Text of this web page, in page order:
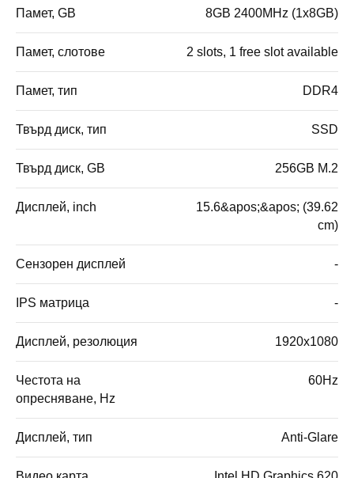
Памет, GB 8GB 2400MHz (1x8GB)
Памет, слотове 2 slots, 1 free slot available
Памет, тип DDR4
Твърд диск, тип SSD
Твърд диск, GB 256GB M.2
Дисплей, inch
15.6&apos;&apos; (39.62
cm)
Сензорен дисплей -
IPS матрица -
Дисплей, резолюция 1920x1080
Честота на
опресняване, Hz
60Hz
Дисплей, тип Anti-Glare